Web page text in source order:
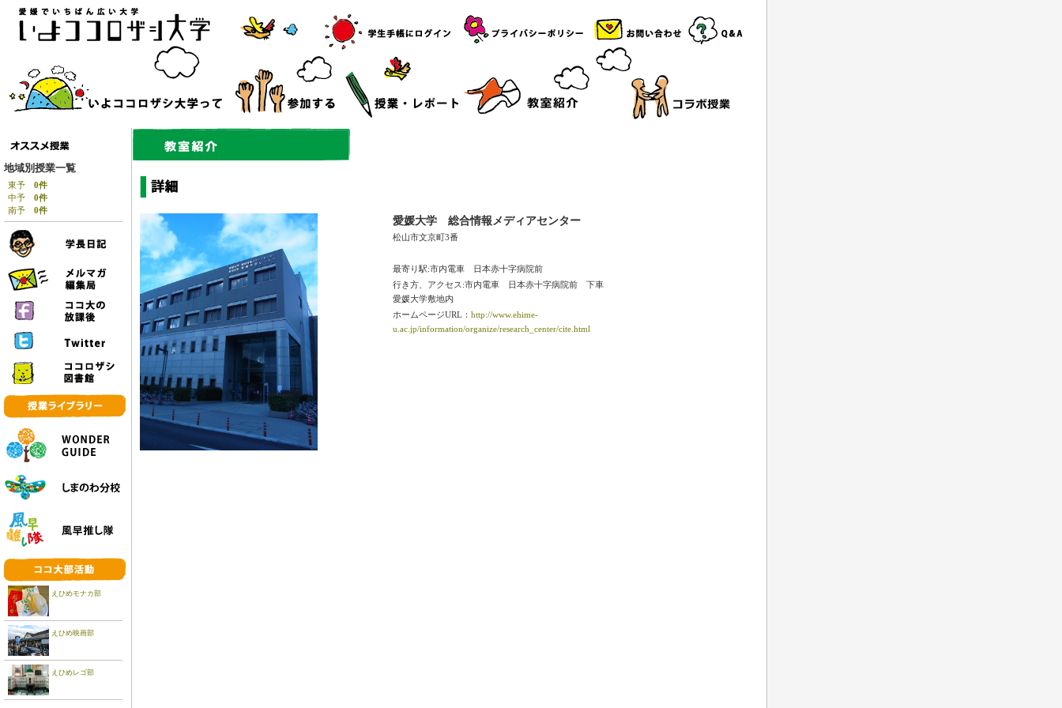
地域別授業一覧
東予 0件
中予 0件
南予 0件
えひめモナカ部
えひめ映画部
えひめレゴ部
愛媛大学 総合情報メディアセンター
松山市文京町3番
最寄り駅:市内電車 日本赤十字病院前
行き方、アクセス:市内電車 日本赤十字病院前 下車
愛媛大学敷地内
ホームページURL： http://www.ehime-
u.ac.jp/information/organize/research_center/cite.html